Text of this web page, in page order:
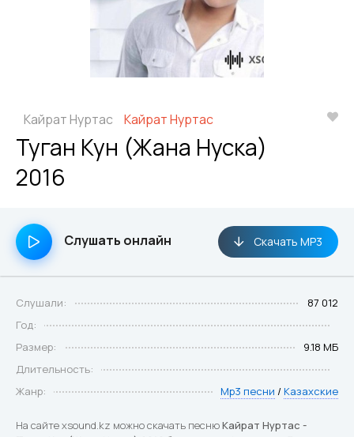
Кайрат Нуртас Кайрат Нуртас
Туган Кун (Жана Нуска)
2016
Слушать онлайн Скачать MP3
Слушали:
87 012
Год:
Размер:
9.18 МБ
Длительность:
Жанр:
Mp3 песни / Казахские
На сайте xsound.kz можно скачать песнюКайрат Нуртас -